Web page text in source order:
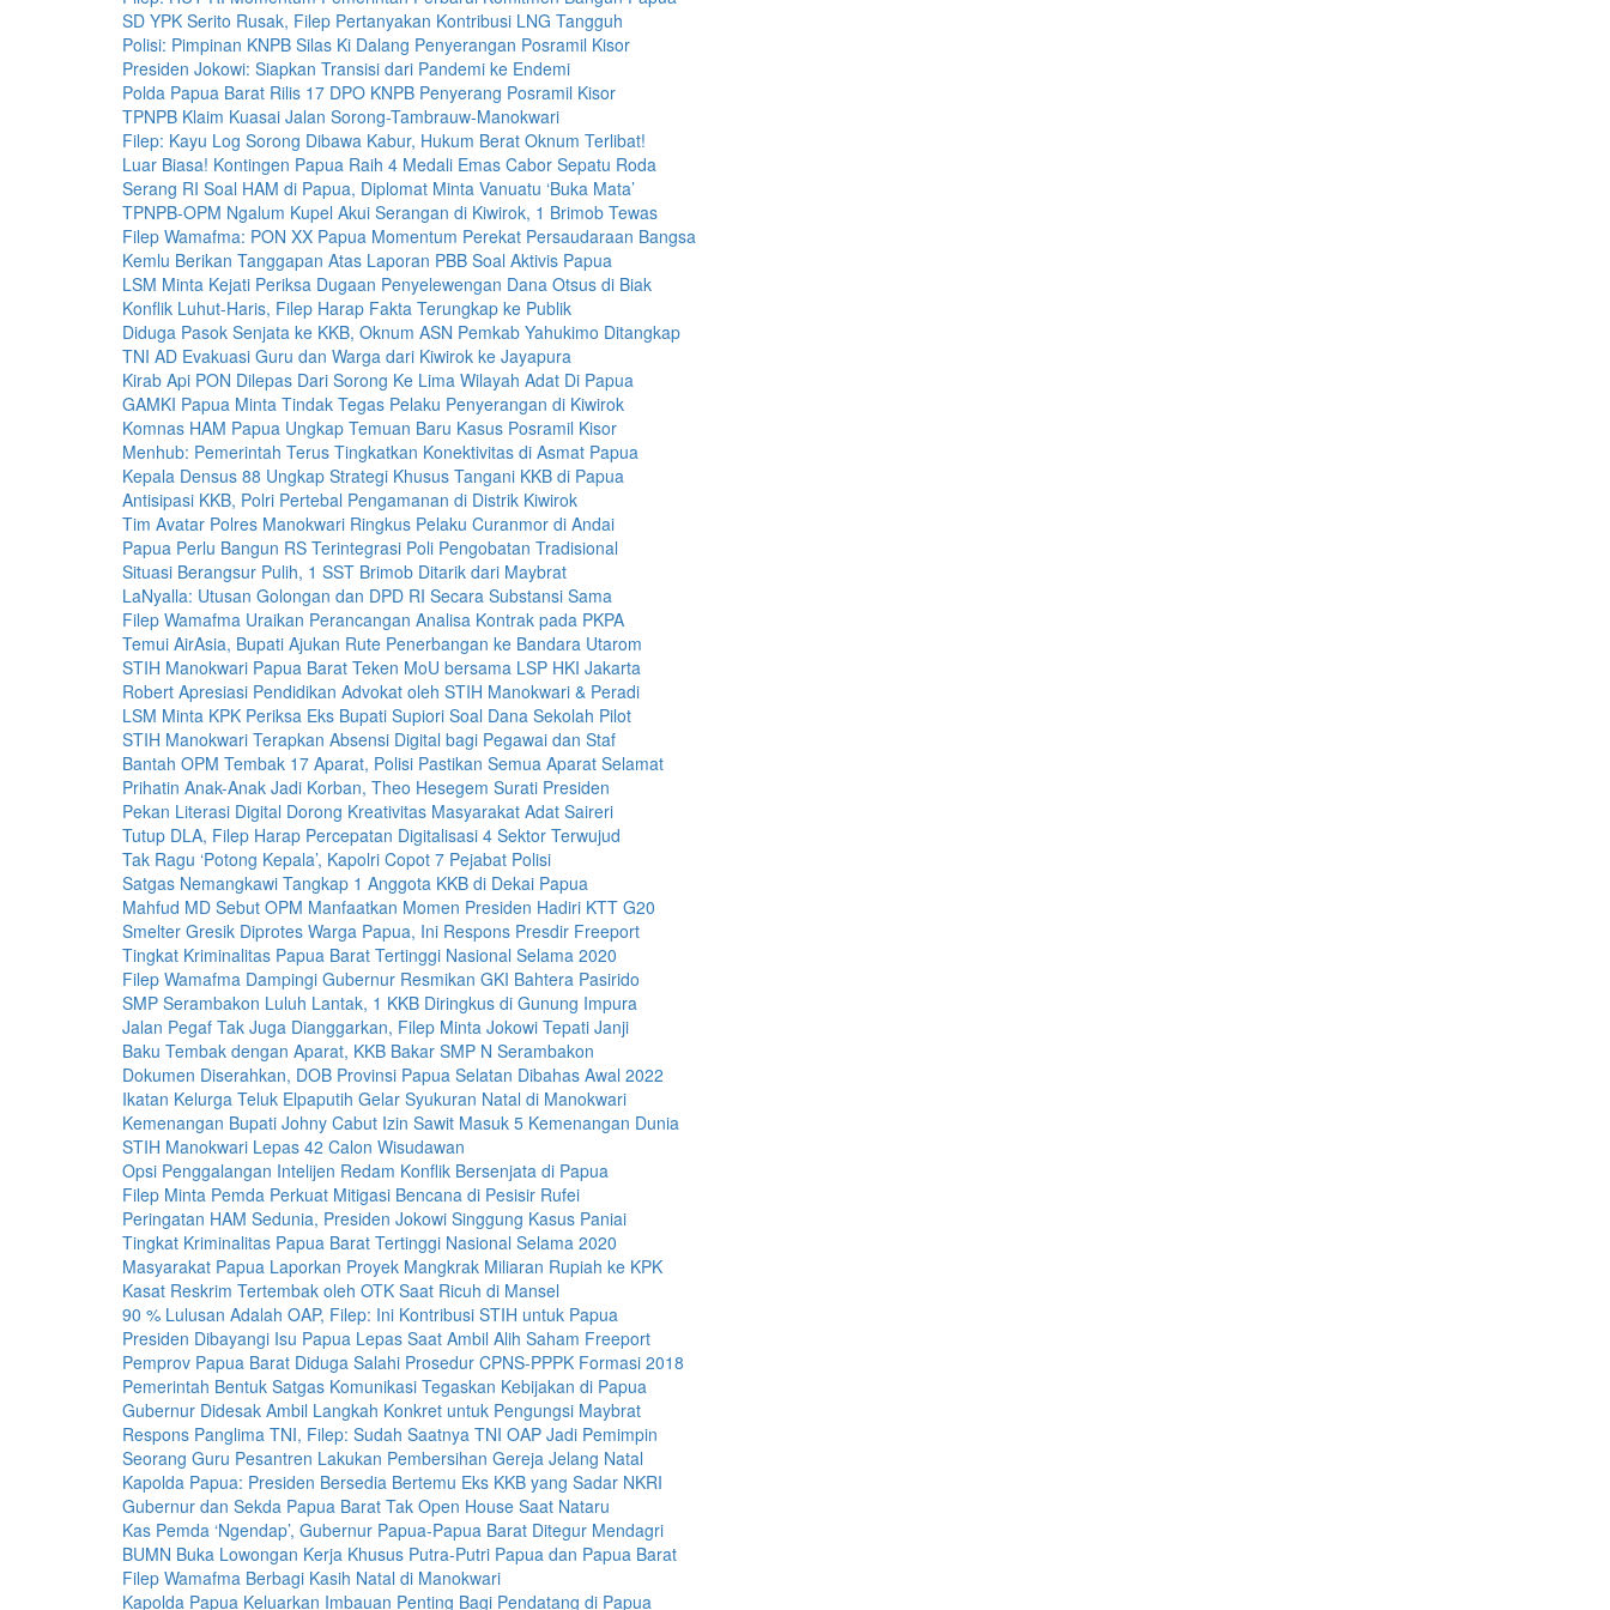
SD YPK Serito Rusak, Filep Pertanyakan Kontribusi LNG Tangguh
Polisi: Pimpinan KNPB Silas Ki Dalang Penyerangan Posramil Kisor
Presiden Jokowi: Siapkan Transisi dari Pandemi ke Endemi
Polda Papua Barat Rilis 17 DPO KNPB Penyerang Posramil Kisor
TPNPB Klaim Kuasai Jalan Sorong-Tambrauw-Manokwari
Filep: Kayu Log Sorong Dibawa Kabur, Hukum Berat Oknum Terlibat!
Luar Biasa! Kontingen Papua Raih 4 Medali Emas Cabor Sepatu Roda
Serang RI Soal HAM di Papua, Diplomat Minta Vanuatu ‘Buka Mata’
TPNPB-OPM Ngalum Kupel Akui Serangan di Kiwirok, 1 Brimob Tewas
Filep Wamafma: PON XX Papua Momentum Perekat Persaudaraan Bangsa
Kemlu Berikan Tanggapan Atas Laporan PBB Soal Aktivis Papua
LSM Minta Kejati Periksa Dugaan Penyelewengan Dana Otsus di Biak
Konflik Luhut-Haris, Filep Harap Fakta Terungkap ke Publik
Diduga Pasok Senjata ke KKB, Oknum ASN Pemkab Yahukimo Ditangkap
TNI AD Evakuasi Guru dan Warga dari Kiwirok ke Jayapura
Kirab Api PON Dilepas Dari Sorong Ke Lima Wilayah Adat Di Papua
GAMKI Papua Minta Tindak Tegas Pelaku Penyerangan di Kiwirok
Komnas HAM Papua Ungkap Temuan Baru Kasus Posramil Kisor
Menhub: Pemerintah Terus Tingkatkan Konektivitas di Asmat Papua
Kepala Densus 88 Ungkap Strategi Khusus Tangani KKB di Papua
Antisipasi KKB, Polri Pertebal Pengamanan di Distrik Kiwirok
Tim Avatar Polres Manokwari Ringkus Pelaku Curanmor di Andai
Papua Perlu Bangun RS Terintegrasi Poli Pengobatan Tradisional
Situasi Berangsur Pulih, 1 SST Brimob Ditarik dari Maybrat
LaNyalla: Utusan Golongan dan DPD RI Secara Substansi Sama
Filep Wamafma Uraikan Perancangan Analisa Kontrak pada PKPA
Temui AirAsia, Bupati Ajukan Rute Penerbangan ke Bandara Utarom
STIH Manokwari Papua Barat Teken MoU bersama LSP HKI Jakarta
Robert Apresiasi Pendidikan Advokat oleh STIH Manokwari & Peradi
LSM Minta KPK Periksa Eks Bupati Supiori Soal Dana Sekolah Pilot
STIH Manokwari Terapkan Absensi Digital bagi Pegawai dan Staf
Bantah OPM Tembak 17 Aparat, Polisi Pastikan Semua Aparat Selamat
Prihatin Anak-Anak Jadi Korban, Theo Hesegem Surati Presiden
Pekan Literasi Digital Dorong Kreativitas Masyarakat Adat Saireri
Tutup DLA, Filep Harap Percepatan Digitalisasi 4 Sektor Terwujud
Tak Ragu ‘Potong Kepala’, Kapolri Copot 7 Pejabat Polisi
Satgas Nemangkawi Tangkap 1 Anggota KKB di Dekai Papua
Mahfud MD Sebut OPM Manfaatkan Momen Presiden Hadiri KTT G20
Smelter Gresik Diprotes Warga Papua, Ini Respons Presdir Freeport
Tingkat Kriminalitas Papua Barat Tertinggi Nasional Selama 2020
Filep Wamafma Dampingi Gubernur Resmikan GKI Bahtera Pasirido
SMP Serambakon Luluh Lantak, 1 KKB Diringkus di Gunung Impura
Jalan Pegaf Tak Juga Dianggarkan, Filep Minta Jokowi Tepati Janji
Baku Tembak dengan Aparat, KKB Bakar SMP N Serambakon
Dokumen Diserahkan, DOB Provinsi Papua Selatan Dibahas Awal 2022
Ikatan Kelurga Teluk Elpaputih Gelar Syukuran Natal di Manokwari
Kemenangan Bupati Johny Cabut Izin Sawit Masuk 5 Kemenangan Dunia
STIH Manokwari Lepas 42 Calon Wisudawan
Opsi Penggalangan Intelijen Redam Konflik Bersenjata di Papua
Filep Minta Pemda Perkuat Mitigasi Bencana di Pesisir Rufei
Peringatan HAM Sedunia, Presiden Jokowi Singgung Kasus Paniai
Tingkat Kriminalitas Papua Barat Tertinggi Nasional Selama 2020
Masyarakat Papua Laporkan Proyek Mangkrak Miliaran Rupiah ke KPK
Kasat Reskrim Tertembak oleh OTK Saat Ricuh di Mansel
90 % Lulusan Adalah OAP, Filep: Ini Kontribusi STIH untuk Papua
Presiden Dibayangi Isu Papua Lepas Saat Ambil Alih Saham Freeport
Pemprov Papua Barat Diduga Salahi Prosedur CPNS-PPPK Formasi 2018
Pemerintah Bentuk Satgas Komunikasi Tegaskan Kebijakan di Papua
Gubernur Didesak Ambil Langkah Konkret untuk Pengungsi Maybrat
Respons Panglima TNI, Filep: Sudah Saatnya TNI OAP Jadi Pemimpin
Seorang Guru Pesantren Lakukan Pembersihan Gereja Jelang Natal
Kapolda Papua: Presiden Bersedia Bertemu Eks KKB yang Sadar NKRI
Gubernur dan Sekda Papua Barat Tak Open House Saat Nataru
Kas Pemda ‘Ngendap’, Gubernur Papua-Papua Barat Ditegur Mendagri
BUMN Buka Lowongan Kerja Khusus Putra-Putri Papua dan Papua Barat
Filep Wamafma Berbagi Kasih Natal di Manokwari
Kapolda Papua Keluarkan Imbauan Penting Bagi Pendatang di Papua